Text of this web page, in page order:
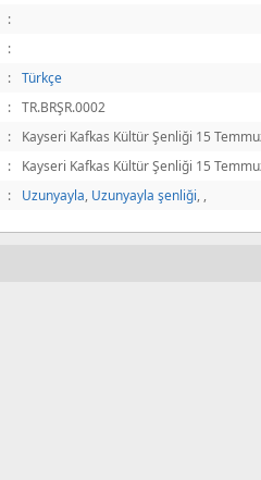
:
:
:
Türkçe
:
TR.BRŞR.0002
:
Kayseri Kafkas Kültür Şenliği 15
:
Kayseri Kafkas Kültür Şenliği 15
: Uzunyayla, Uzunyayla şenliği, ,